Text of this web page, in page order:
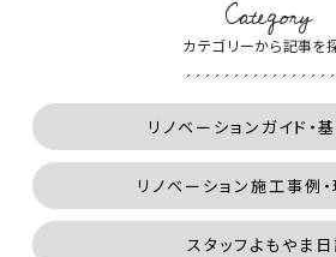
Category
カテゴリーから記事を
リノベーションガイド・
リノベーション施工事例
スタッフよもやま